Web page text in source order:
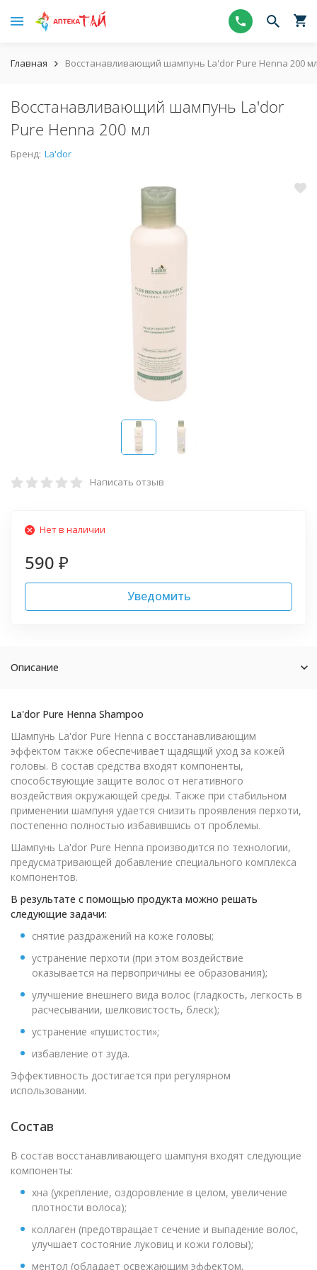
Главная Восстанавливающий шампунь La'dor Pure Henna 200
Восстанавливающий шампунь La'dor
Pure Henna 200 мл
Бренд: La'dor
Написать отзыв
Нет в наличии
590 ₽
Уведомить
Описание
La'dor Pure Henna Shampoo
Шампунь La'dor Pure Henna с восстанавливающим
эффектом также обеспечивает щадящий уход за кожей
головы. В состав средства входят компоненты,
способствующие защите волос от негативного
воздействия окружающей среды. Также при стабильном
применении шампуня удается снизить проявления перхоти,
постепенно полностью избавившись от проблемы.
Шампунь La'dor Pure Henna производится по технологии,
предусматривающей добавление специального комплекса
компонентов.
В результате с помощью продукта можно решать
следующие задачи:
снятие раздражений на коже головы;
устранение перхоти (при этом воздействие
оказывается на первопричины ее образования);
улучшение внешнего вида волос (гладкость, легкость в
расчесывании, шелковистость, блеск);
устранение «пушистости»;
избавление от зуда.
Эффективность достигается при регулярном
использовании.
Состав
В состав восстанавливающего шампуня входят следующие
компоненты:
хна (укрепление, оздоровление в целом, увеличение
плотности волоса);
коллаген (предотвращает сечение и выпадение волос,
улучшает состояние луковиц и кожи головы);
ментол (обладает освежающим эффектом,